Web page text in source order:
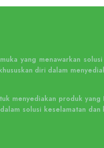
yang menawarkan
diri dalam
menyediakan produk
solusi keselamatan